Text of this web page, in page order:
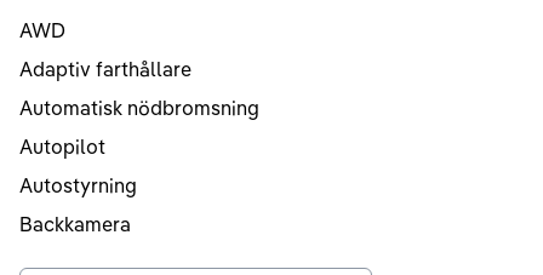
AWD
Adaptiv farthållare
Automatisk nödbromsning
Autopilot
Autostyrning
Backkamera